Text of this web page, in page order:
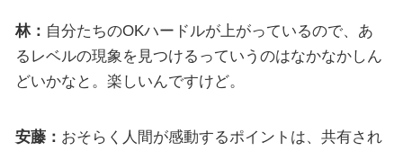
林： 自分たちのOKハードルが上がっているので、あ
るレベルの現象を見つけるっていうのはなかなかしん
どいかなと。楽しいんですけど。
安藤： おそらく人間が感動するポイントは、共有され